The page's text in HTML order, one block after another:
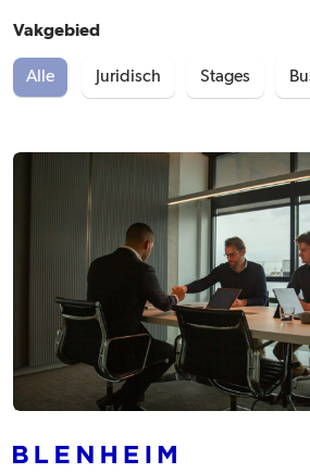
Vakgebied
Alle Juridisch Stages